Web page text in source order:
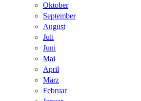
Oktober
September
August
Juli
Juni
Mai
April
März
Februar